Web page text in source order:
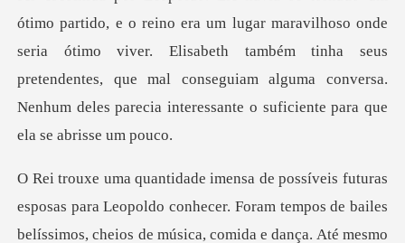
artido, e o reino era um lugar maravilhoso onde
seria ótimo viver. Elisabeth também tinha seus
pretendentes, que
o conhecer. Foram tempos de bailes
belíssimos, cheios de música, comida e da